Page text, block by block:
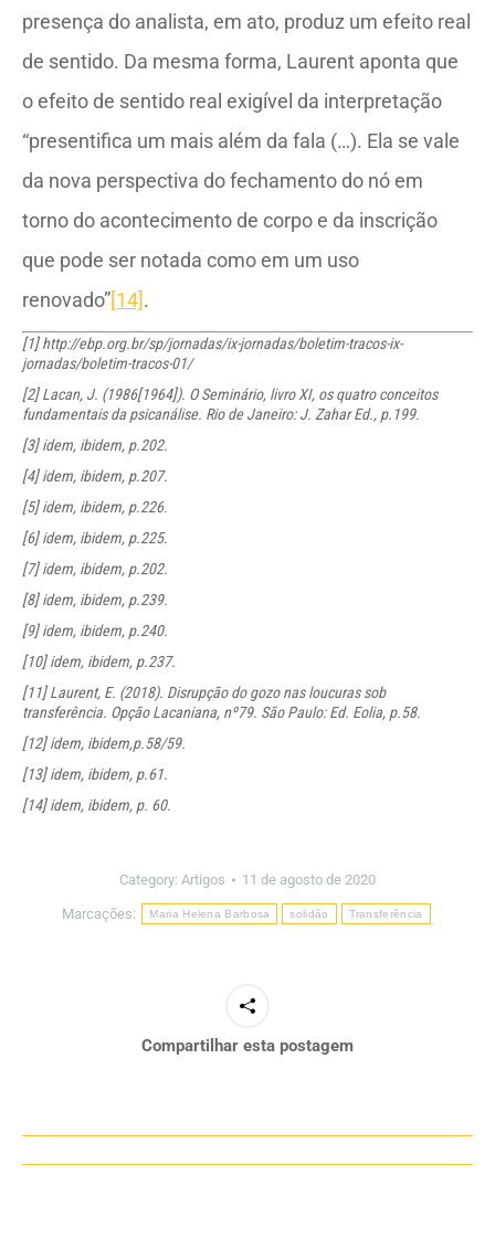
presença do analista, em ato, produz um efeito real
de sentido. Da mesma forma, Laurent aponta que
o efeito de sentido real exigível da interpretação
“presentifica um mais além da fala (…). Ela se vale
da nova perspectiva do fechamento do nó em
torno do acontecimento de corpo e da inscrição
que pode ser notada como em um uso
renovado”[14].
[1]http://ebp.org.br/sp/jornadas/ix-jornadas/boletim-tracos-ix-
jornadas/boletim-tracos-01/
[2]Lacan, J. (1986[1964]). O Seminário, livro XI, os quatro conceitos
fundamentais da psicanálise. Rio de Janeiro: J. Zahar Ed., p.199.
[3]idem, ibidem, p.202.
[4]idem, ibidem, p.207.
[5]idem, ibidem, p.226.
[6]idem, ibidem, p.225.
[7]idem, ibidem, p.202.
[8]idem, ibidem, p.239.
[9]idem, ibidem, p.240.
[10]idem, ibidem, p.237.
[11]Laurent, E. (2018). Disrupção do gozo nas loucuras sob
transferência. Opção Lacaniana, nº79. São Paulo: Ed. Eolia, p.58.
[12]idem, ibidem,p.58/59.
[13]idem, ibidem, p.61.
[14]idem, ibidem, p. 60.
Category: Artigos 11 de agosto de 2020
Marcações: Maria Helena Barbosa solidão Transferência
Compartilhar esta postagem
Navegação